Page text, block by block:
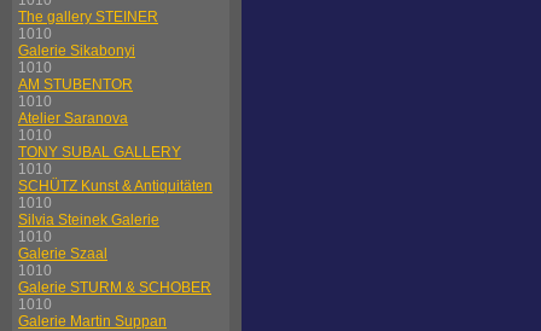
The gallery STEINER
1010
Galerie Sikabonyi
1010
AM STUBENTOR
1010
Atelier Saranova
1010
TONY SUBAL GALLERY
1010
SCHÜTZ Kunst & Antiquitäten
1010
Silvia Steinek Galerie
1010
Galerie Szaal
1010
Galerie STURM & SCHOBER
1010
Galerie Martin Suppan